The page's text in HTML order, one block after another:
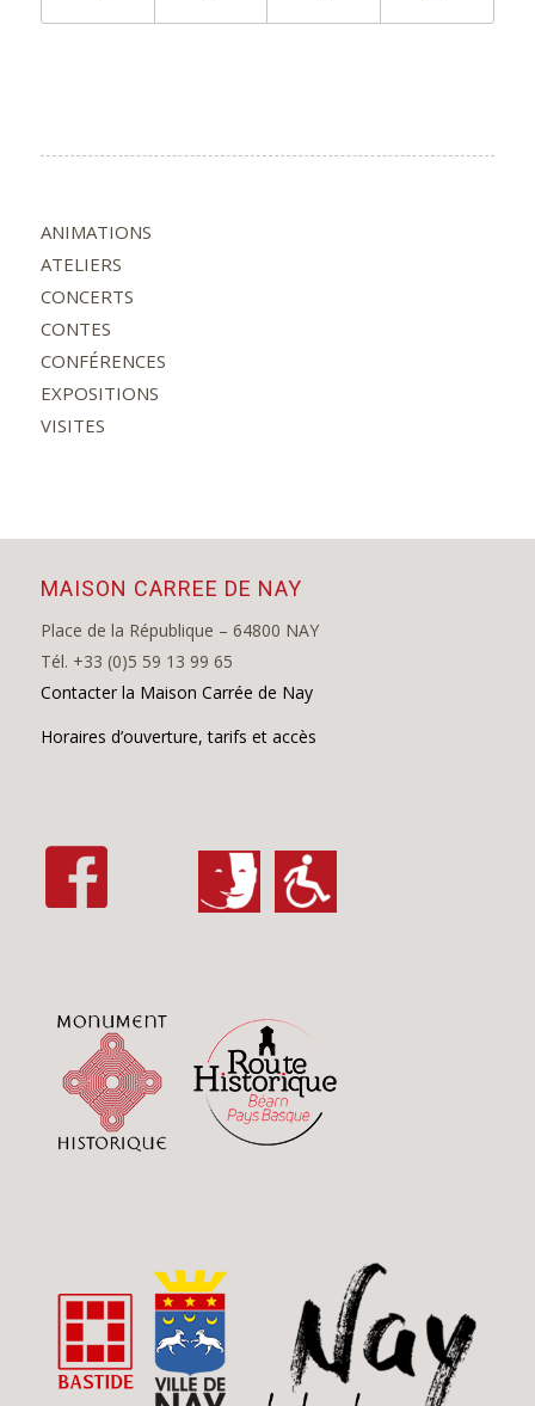
ANIMATIONS
ATELIERS
CONCERTS
CONTES
CONFÉRENCES
EXPOSITIONS
VISITES
MAISON CARREE DE NAY
Place de la République – 64800 NAY
Tél. +33 (0)5 59 13 99 65
Contacter la Maison Carrée de Nay
Horaires d’ouverture, tarifs et accès